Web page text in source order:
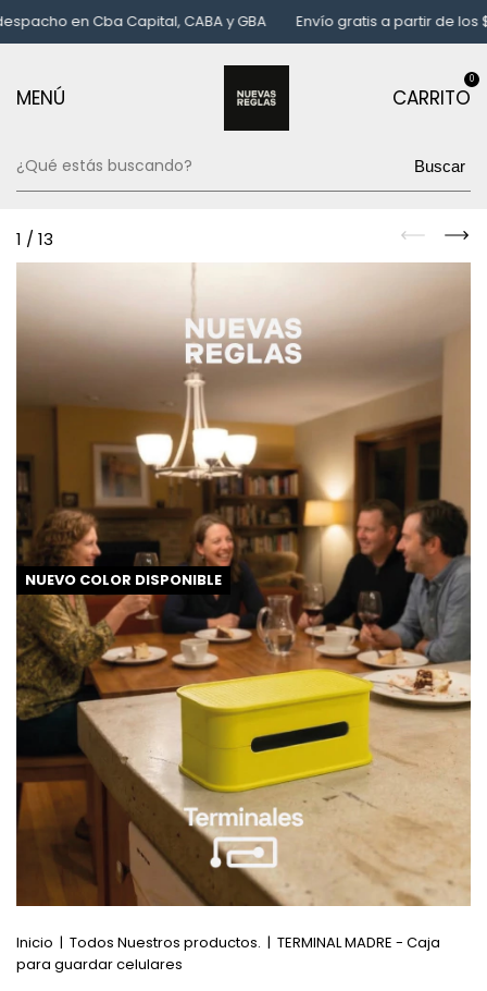
en Cba Capital, CABA y GBA Envío gratis a partir de los
MENÚ CARRITO
0
Buscar
1 / 13
NUEVO COLOR DISPONIBLE
Inicio | Todos Nuestros productos. | TERMINAL MADRE - Caja
para guardar celulares